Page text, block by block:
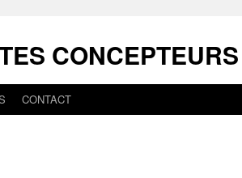
CONCEPTEURS
CONTACT